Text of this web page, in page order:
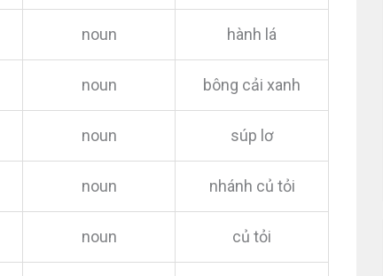
noun hành lá
noun bông cải xanh
noun súp lơ
noun nhánh củ tỏi
noun củ tỏi